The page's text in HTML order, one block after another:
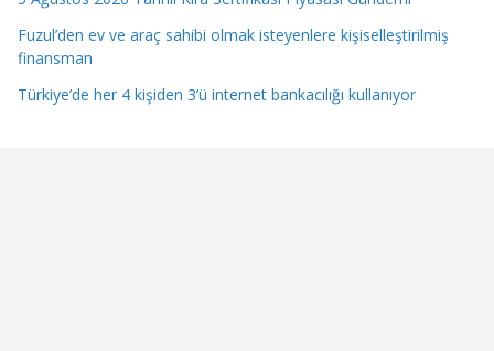
Fuzul’den ev ve araç sahibi olmak isteyenlere kişiselleştirilmiş
finansman
Türkiye’de her 4 kişiden 3’ü internet bankacılığı kullanıyor